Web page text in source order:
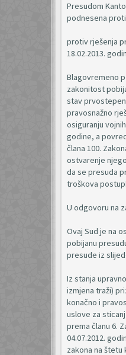
Presudom
podnesena
protiv rješenja
18.02.2013.
Blagovremeno
zakonitost
stav
pravosnažno
osiguranju
godine, a
člana 100.
ostvarenje
da se presuda
troškova
U odgovoru na
Ovaj Sud je na
pobijanu
presude iz
Iz stanja
izmjena traži)
konačno i
uslove za
prema članu 6.
04.07.2012.
zakona na štetu